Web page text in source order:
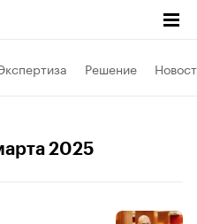
Решение
2025